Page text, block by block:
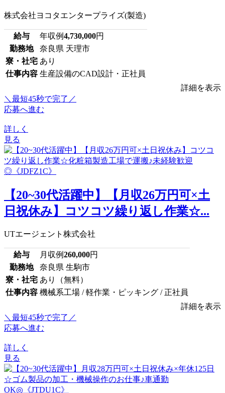
株式会社ヨコタエンタープライズ(製造)
給与 年収例4,730,000円
勤務地
奈良県 天理市
寮・社宅 あり
仕事内容 生産設備のCAD設計・正社員
詳細を表示
＼最短45秒で完了／
応募へ進む
詳しく
見る
【20~30代活躍中】【月収26万円可×土
日祝休み】コツコツ繰り返し作業☆...
UTエージェント株式会社
給与 月収例260,000円
勤務地
奈良県 生駒市
寮・社宅 あり（無料）
仕事内容 機械系工場 / 軽作業・ピッキング / 正社員
詳細を表示
＼最短45秒で完了／
応募へ進む
詳しく
見る